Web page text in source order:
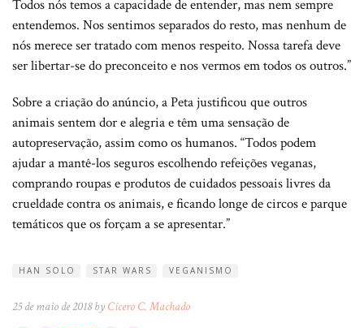
Todos nós temos a capacidade de entender, mas nem sempre
entendemos. Nos sentimos separados do resto, mas nenhum de
nós merece ser tratado com menos respeito. Nossa tarefa deve
ser libertar-se do preconceito e nos vermos em todos os outros.”
Sobre a criação do anúncio, a Peta justificou que outros
animais sentem dor e alegria e têm uma sensação de
autopreservação, assim como os humanos. “Todos podem
ajudar a mantê-los seguros escolhendo refeições veganas,
comprando roupas e produtos de cuidados pessoais livres da
crueldade contra os animais, e ficando longe de circos e parque
temáticos que os forçam a se apresentar.”
HAN SOLO STAR WARS VEGANISMO
25 de maio de 2018 by Cícero C. Machado